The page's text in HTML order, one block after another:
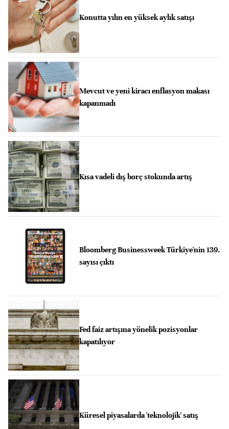
Konutta yılın en yüksek aylık satışı
Mevcut ve yeni kiracı enflasyon makası
kapanmadı
Kısa vadeli dış borç stokunda artış
Bloomberg Businessweek Türkiye'nin 139.
sayısı çıktı
Fed faiz artışına yönelik pozisyonlar
kapatılıyor
Küresel piyasalarda 'teknolojik' satış